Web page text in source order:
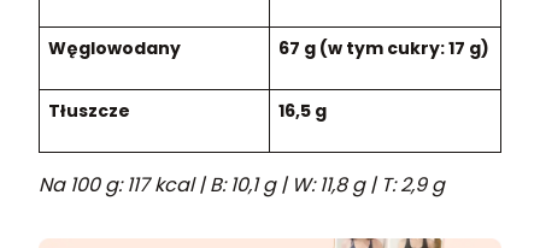
Węglowodany 67 g (w tym cukry: 17 g)
Tłuszcze 16,5 g
Na 100 g: 117 kcal | B: 10,1 g | W: 11,8 g | T: 2,9 g